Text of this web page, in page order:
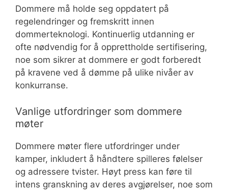
Dommere må holde seg oppdatert på
regelendringer og fremskritt innen
dommerteknologi. Kontinuerlig utdanning er
ofte nødvendig for å opprettholde sertifisering,
noe som sikrer at dommere er godt forberedt
på kravene ved å dømme på ulike nivåer av
konkurranse.
Vanlige utfordringer som dommere
møter
Dommere møter flere utfordringer under
kamper, inkludert å håndtere spilleres følelser
og adressere tvister. Høyt press kan føre til
intens granskning av deres avgjørelser, noe som